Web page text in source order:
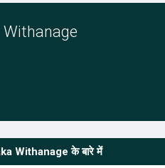
Withanage के बारे में